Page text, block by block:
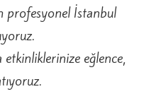
profesyonel İstanbul
etkinliklerinize eğlence,